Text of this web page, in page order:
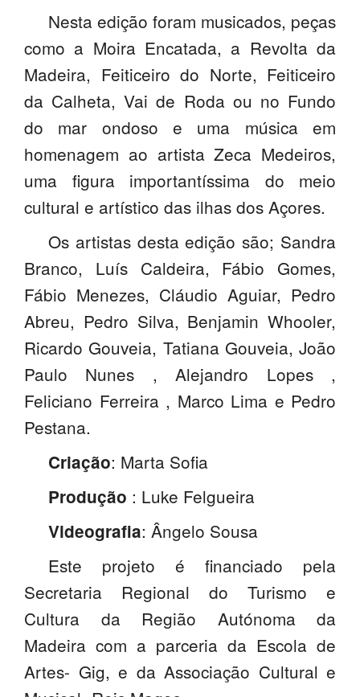
Nesta edição foram musicados, peças
como a Moira Encatada, a Revolta da
Madeira, Feiticeiro do Norte, Feiticeiro
da Calheta, Vai de Roda ou no Fundo
do mar ondoso e uma música em
homenagem ao artista Zeca Medeiros,
uma figura importantíssima do meio
cultural e artístico das ilhas dos Açores.
Os artistas desta edição são; Sandra
Branco, Luís Caldeira, Fábio Gomes,
Fábio Menezes, Cláudio Aguiar, Pedro
Abreu, Pedro Silva, Benjamin Whooler,
Ricardo Gouveia, Tatiana Gouveia, João
Paulo Nunes , Alejandro Lopes ,
Feliciano Ferreira , Marco Lima e Pedro
Pestana.
Criação: Marta Sofia
Produção : Luke Felgueira
Videografia: Ângelo Sousa
Este projeto é financiado pela
Secretaria Regional do Turismo e
Cultura da Região Autónoma da
Madeira com a parceria da Escola de
Artes- Gig, e da Associação Cultural e